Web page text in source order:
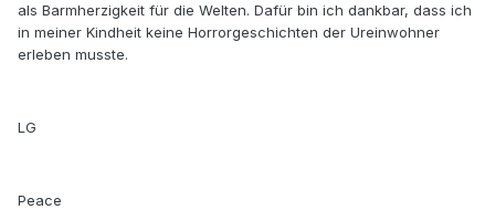
als Barmherzigkeit für die Welten. Dafür bin ich dankbar, dass ich
in meiner Kindheit keine Horrorgeschichten der Ureinwohner
erleben musste.
LG
Peace